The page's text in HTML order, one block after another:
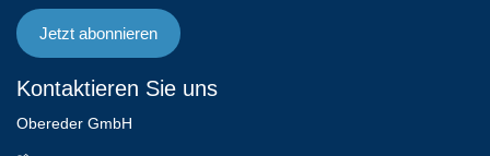
Jetzt abonnieren
Kontaktieren Sie uns
Obereder GmbH